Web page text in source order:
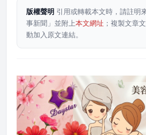
版權聲明 引用或轉載本文時，請註明
事新聞」並附上本文網址 ；複製文章
動加入原文連結。